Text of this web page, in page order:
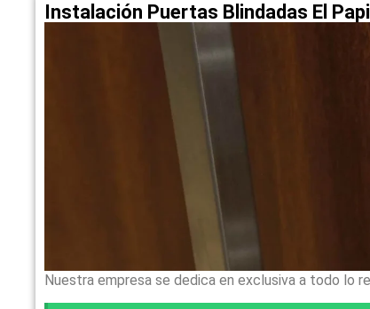
Instalación Puertas Blindadas El
Nuestra empresa se dedica en exclusiva a todo lo